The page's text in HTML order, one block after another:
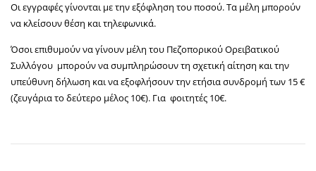
Οι εγγραφές γίνονται με την εξόφληση του ποσού. Τα μέλη μπορούν
να κλείσουν θέση και τηλεφωνικά.
Όσοι επιθυμούν να γίνουν μέλη του Πεζοπορικού Ορειβατικού
Συλλόγου μπορούν να συμπληρώσουν τη σχετική αίτηση και την
υπεύθυνη δήλωση και να εξοφλήσουν την ετήσια συνδρομή των 15 €
(ζευγάρια το δεύτερο μέλος 10€). Για φοιτητές 10€.